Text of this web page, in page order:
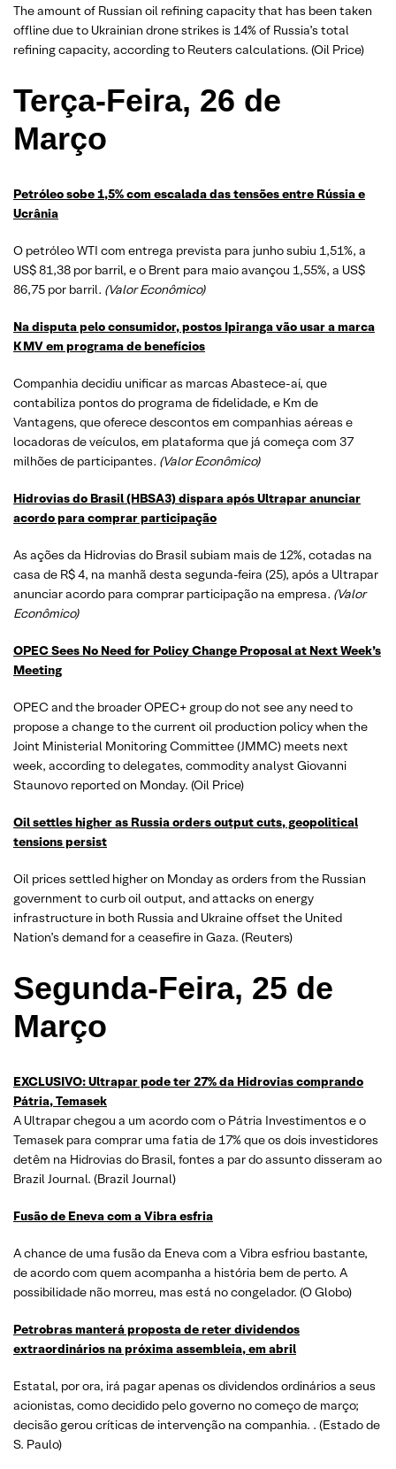
The amount of Russian oil refining capacity that has been taken
offline due to Ukrainian drone strikes is 14% of Russia’s total
refining capacity, according to Reuters calculations. (Oil Price)
Terça-Feira, 26 de
Março
Petróleo sobe 1,5% com escalada das tensões entre Rússia e
Ucrânia
O petróleo WTI com entrega prevista para junho subiu 1,51%, a
US$ 81,38 por barril, e o Brent para maio avançou 1,55%, a US$
86,75 por barril. (Valor Econômico)
Na disputa pelo consumidor, postos Ipiranga vão usar a marca
KMV em programa de benefícios
Companhia decidiu unificar as marcas Abastece-aí, que
contabiliza pontos do programa de fidelidade, e Km de
Vantagens, que oferece descontos em companhias aéreas e
locadoras de veículos, em plataforma que já começa com 37
milhões de participantes. (Valor Econômico)
Hidrovias do Brasil (HBSA3) dispara após Ultrapar anunciar
acordo para comprar participação
As ações da Hidrovias do Brasil subiam mais de 12%, cotadas na
casa de R$ 4, na manhã desta segunda-feira (25), após a Ultrapar
anunciar acordo para comprar participação na empresa. (Valor
Econômico)
OPEC Sees No Need for Policy Change Proposal at Next Week’s
Meeting
OPEC and the broader OPEC+ group do not see any need to
propose a change to the current oil production policy when the
Joint Ministerial Monitoring Committee (JMMC) meets next
week, according to delegates, commodity analyst Giovanni
Staunovo reported on Monday. (Oil Price)
Oil settles higher as Russia orders output cuts, geopolitical
tensions persist
Oil prices settled higher on Monday as orders from the Russian
government to curb oil output, and attacks on energy
infrastructure in both Russia and Ukraine offset the United
Nation’s demand for a ceasefire in Gaza. (Reuters)
Segunda-Feira, 25 de
Março
EXCLUSIVO: Ultrapar pode ter 27% da Hidrovias comprando
Pátria, Temasek
A Ultrapar chegou a um acordo com o Pátria Investimentos e o
Temasek para comprar uma fatia de 17% que os dois investidores
detêm na Hidrovias do Brasil, fontes a par do assunto disseram ao
Brazil Journal. (Brazil Journal)
Fusão de Eneva com a Vibra esfria
A chance de uma fusão da Eneva com a Vibra esfriou bastante,
de acordo com quem acompanha a história bem de perto. A
possibilidade não morreu, mas está no congelador. (O Globo)
Petrobras manterá proposta de reter dividendos
extraordinários na próxima assembleia, em abril
Estatal, por ora, irá pagar apenas os dividendos ordinários a seus
acionistas, como decidido pelo governo no começo de março;
decisão gerou críticas de intervenção na companhia. . (Estado de
S. Paulo)